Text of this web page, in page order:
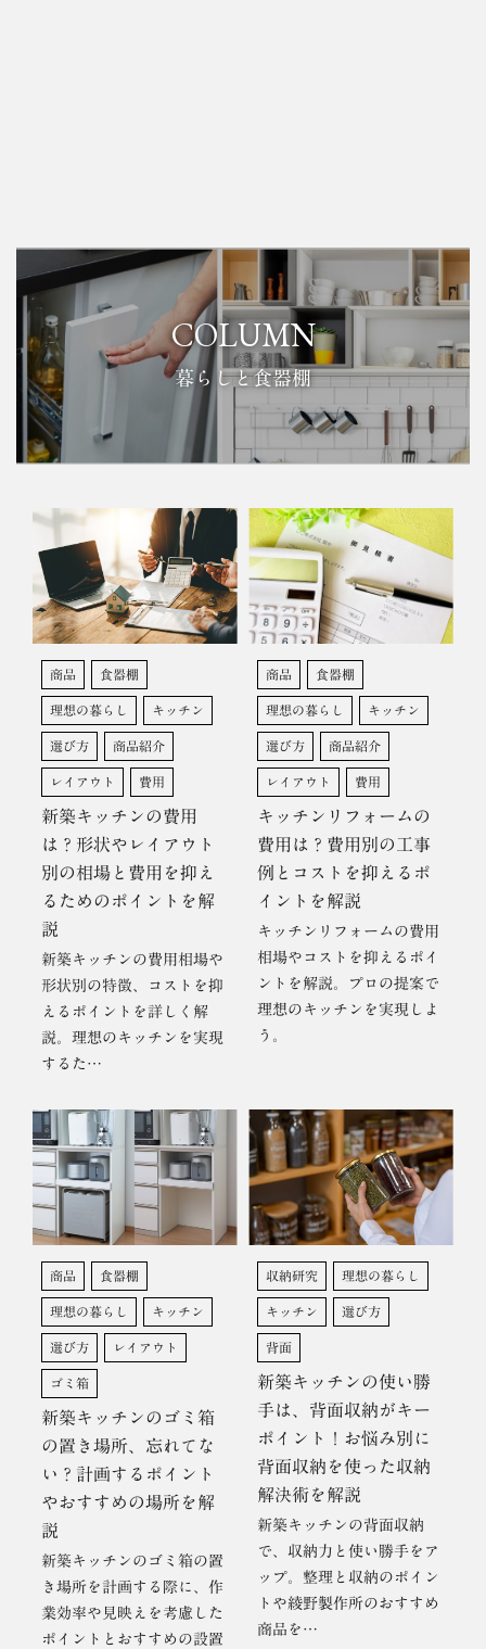
COLUMN
暮らしと食器棚
商品 食器棚
理想の暮らし キッチン
選び方 商品紹介
レイアウト 費用
新築キッチンの費用
は？形状やレイアウト
別の相場と費用を抑え
るためのポイントを解
説
新築キッチンの費用相場や
形状別の特徴、コストを抑
えるポイントを詳しく解
説。理想のキッチンを実現
するた…
商品 食器棚
理想の暮らし キッチン
選び方 商品紹介
レイアウト 費用
キッチンリフォームの
費用は？費用別の工事
例とコストを抑えるポ
イントを解説
キッチンリフォームの費用
相場やコストを抑えるポイ
ントを解説。プロの提案で
理想のキッチンを実現しよ
う。
商品 食器棚
理想の暮らし キッチン
選び方 レイアウト
ゴミ箱
新築キッチンのゴミ箱
の置き場所、忘れてな
い？計画するポイント
やおすすめの場所を解
説
新築キッチンのゴミ箱の置
き場所を計画する際に、作
業効率や見映えを考慮した
ポイントとおすすめの設置
収納研究 理想の暮らし
キッチン 選び方
背面
新築キッチンの使い勝
手は、背面収納がキー
ポイント！お悩み別に
背面収納を使った収納
解決術を解説
新築キッチンの背面収納
で、収納力と使い勝手をア
ップ。整理と収納のポイン
トや綾野製作所のおすすめ
商品を…